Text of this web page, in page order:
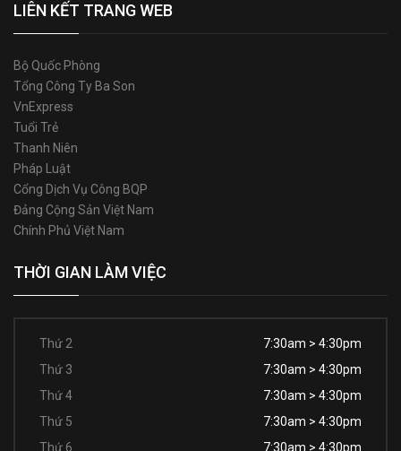
LIÊN KẾT TRANG WEB
Bộ Quốc Phòng
Tổng Công Ty Ba Son
VnExpress
Tuổi Trẻ
Thanh Niên
Pháp Luật
Cổng Dịch Vụ Công BQP
Đảng Cộng Sản Việt Nam
Chính Phủ Việt Nam
THỜI GIAN LÀM VIỆC
Thứ 2
7:30am > 4:30pm
Thứ 3
7:30am > 4:30pm
Thứ 4
7:30am > 4:30pm
Thứ 5
7:30am > 4:30pm
Thứ 6
7:30am > 4:30pm